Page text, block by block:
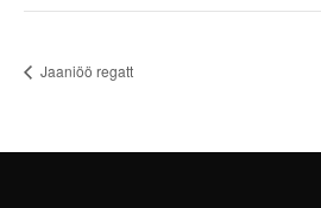
Jaaniöö regatt